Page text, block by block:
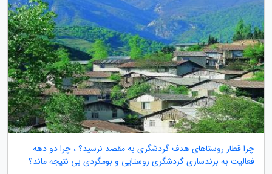
چرا قطار روستاهای هدف گردشگری به مقصد نرسید؟ ، چرا دو دهه
فعالیت به برندسازی گردشگری روستایی و بومگردی بی نتیجه ماند؟